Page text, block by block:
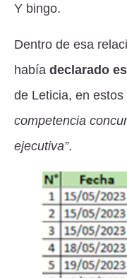
Y bingo.
Dentro de esa
había declarado
de Leticia, en estos
competencia
ejecutiva”.